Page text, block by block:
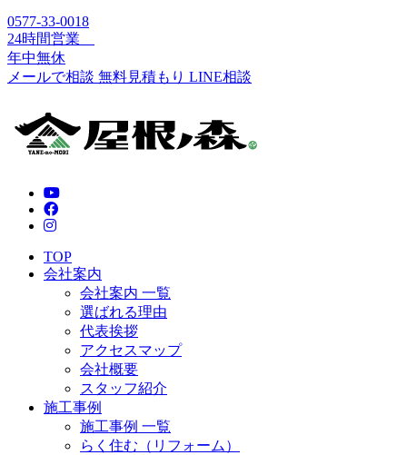
0577-33-0018
24時間営業
年中無休
メールで相談 無料見積もり LINE相談
TOP
会社案内
会社案内 一覧
選ばれる理由
代表挨拶
アクセスマップ
会社概要
スタッフ紹介
施工事例
施工事例 一覧
らく住む（リフォーム）